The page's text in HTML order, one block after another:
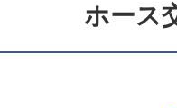
ホース